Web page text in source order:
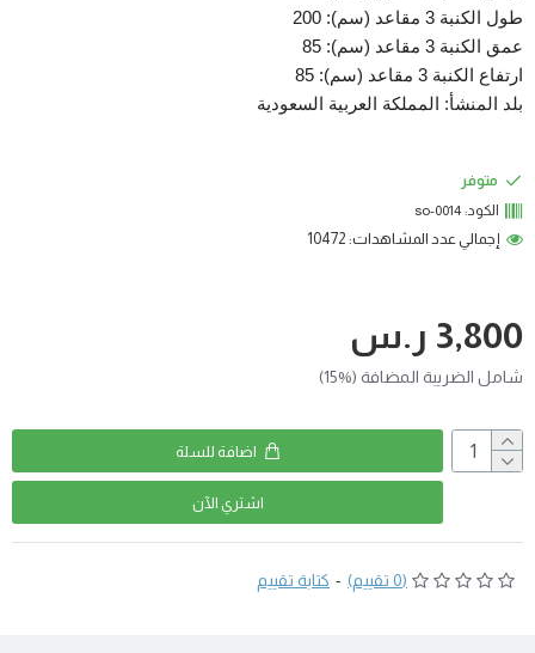
طول الكنبة 3 مقاعد (سم): 200
عمق الكنبة 3 مقاعد (سم): 85
ارتفاع الكنبة 3 مقاعد (سم): 85
بلد المنشأ: المملكة العربية السعودية
(0 تقييم) - كتابة تقييم
3,800 ر.س
شامل الضريبة المضافة (%15)
متوفر
الكود: so-0014
إجمالي عدد المشاهدات: 10472
اضافة للسلة
اشتري اﻵن